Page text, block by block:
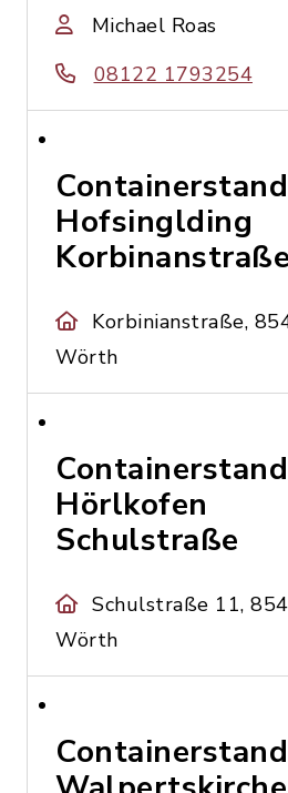
Michael Roas
08122 1793254
Hofsinglding
Korbinanstraße
Korbinianstraße,
Wörth
Hörlkofen
Schulstraße
Schulstraße 11,
Wörth